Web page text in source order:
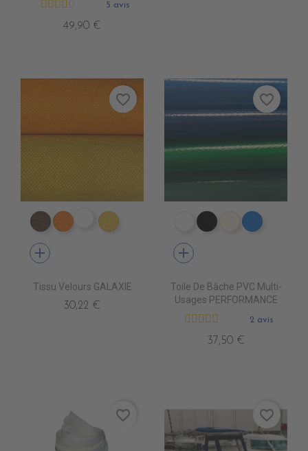
5 avis
49,90 €
ES1802 MARRON
ES1804 ORANGE
ES1809 VIOLET epuisem
ES1824 JAUNE
add
Tissu Velours GALAXIE
30,22 €
favorite_border
PE0400 BLANC
PE0440 NOIR
PE0490PE0410
add
Toile De Bâche PVC Multi-
Usages PERFORMANCE
2 avis
37,50 €
favorite_border
favorite_border favorite_border